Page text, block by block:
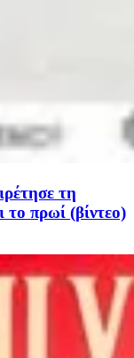
τη
το πρωί (βίντεο)